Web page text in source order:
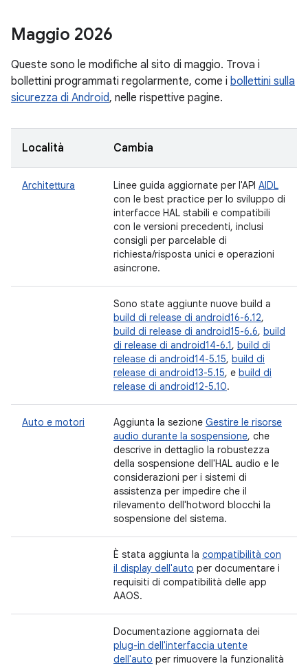
Maggio 2026
Queste sono le modifiche al sito di maggio. Trova i
bollettini programmati regolarmente, come i bollettini sulla
sicurezza di Android, nelle rispettive pagine.
Località Cambia
Architettura Linee guida aggiornate per l'API AIDL
con le best practice per lo sviluppo di
interfacce HAL stabili e compatibili
con le versioni precedenti, inclusi
consigli per parcelable di
richiesta/risposta unici e operazioni
asincrone.
Sono state aggiunte nuove build a
build di release di android16-6.12,
build di release di android15-6.6, build
di release di android14-6.1, build di
release di android14-5.15, build di
release di android13-5.15, e build di
release di android12-5.10.
Auto e motori Aggiunta la sezione Gestire le risorse
audio durante la sospensione, che
descrive in dettaglio la robustezza
della sospensione dell'HAL audio e le
considerazioni per i sistemi di
assistenza per impedire che il
rilevamento dell'hotword blocchi la
sospensione del sistema.
È stata aggiunta la compatibilità con
il display dell'auto per documentare i
requisiti di compatibilità delle app
AAOS.
Documentazione aggiornata dei
plug-in dell'interfaccia utente
dell'auto per rimuovere la funzionalità